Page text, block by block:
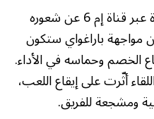
تحدث لوكاس ديني بعد المباراة عبر قناة إم 6 عن شعوره
مواجهة باراغواي ستكون
الخصم وحماسه في الأداء.
أثّرت على إيقاع اللعب،